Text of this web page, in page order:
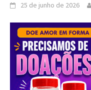
25 de junho de 2026